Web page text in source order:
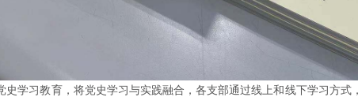
学习教育，将党史学习与实践融合，各支部通过线上和线下学习方